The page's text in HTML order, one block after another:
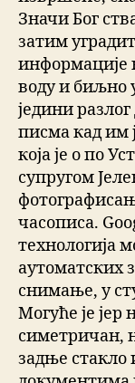
Значи Бог
затим
информације
воду и биљно
једини
писма кад им
која је о по
супругом
часописа.
технологија
аутоматских
снимање, у
Могуће је
симетричан,
задње стакло